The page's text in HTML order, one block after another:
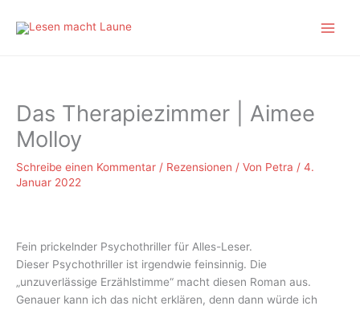
Inhalt
Das Therapiezimmer | Aimee
Molloy
Schreibe einen Kommentar / Rezensionen / Von Petra / 4.
Januar 2022
Fein prickelnder Psychothriller für Alles-Leser.
Dieser Psychothriller ist irgendwie feinsinnig. Die
„unzuverlässige Erzählstimme“ macht diesen Roman aus.
Genauer kann ich das nicht erklären, denn dann würde ich